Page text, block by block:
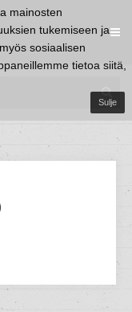
mainosten
tukemiseen ja
sosiaalisen
tietoa siitä,
Sulje